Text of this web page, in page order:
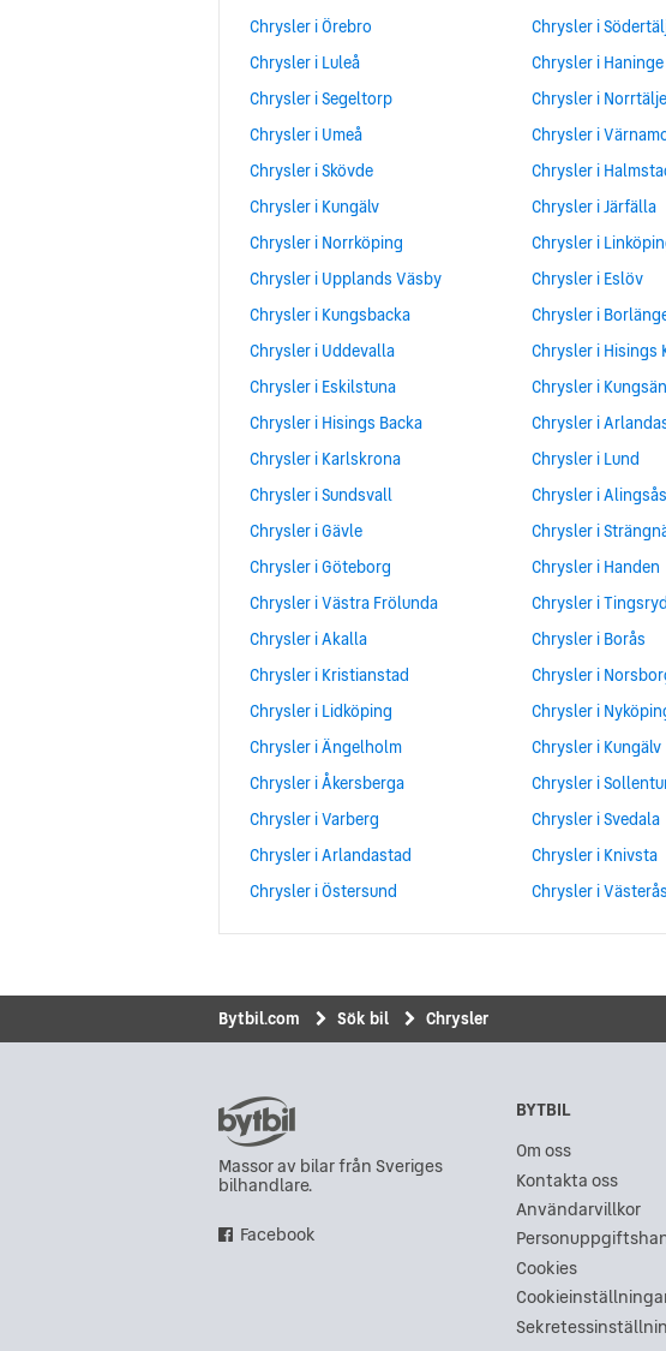
Chrysler i Örebro
Chrysler i Luleå
Chrysler i Segeltorp
Chrysler i Umeå
Chrysler i Skövde
Chrysler i Kungälv
Chrysler i Norrköping
Chrysler i Upplands Väsby
Chrysler i Kungsbacka
Chrysler i Uddevalla
Chrysler i Eskilstuna
Chrysler i Hisings Backa
Chrysler i Karlskrona
Chrysler i Sundsvall
Chrysler i Gävle
Chrysler i Göteborg
Chrysler i Västra Frölunda
Chrysler i Akalla
Chrysler i Kristianstad
Chrysler i Lidköping
Chrysler i Ängelholm
Chrysler i Åkersberga
Chrysler i Varberg
Chrysler i Arlandastad
Chrysler i Östersund
Chrysler i
Chrysler i Haninge
Chrysler i Norrtälje
Chrysler i
Chrysler i
Chrysler i Järfälla
Chrysler i
Chrysler i Eslöv
Chrysler i
Chrysler i Hisings
Chrysler i
Chrysler i
Chrysler i Lund
Chrysler i Alingsås
Chrysler i
Chrysler i Handen
Chrysler i Tingsryd
Chrysler i Borås
Chrysler i
Chrysler i
Chrysler i Kungälv
Chrysler i
Chrysler i Svedala
Chrysler i Knivsta
Chrysler i Västerås
Bytbil.com Sök bil Chrysler
Massor av bilar från Sveriges
bilhandlare.
Facebook
BYTBIL
Om oss
Kontakta oss
Användarvillkor
Cookies